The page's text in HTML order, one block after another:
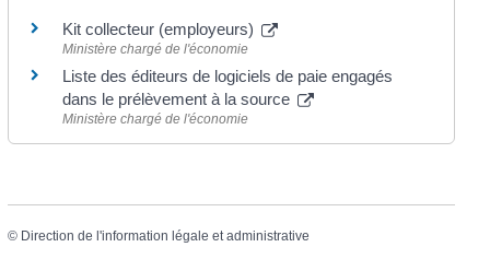
Kit collecteur (employeurs)
Ministère chargé de l'économie
Liste des éditeurs de logiciels de paie engagés
dans le prélèvement à la source
Ministère chargé de l'économie
© Direction de l'information légale et administrative